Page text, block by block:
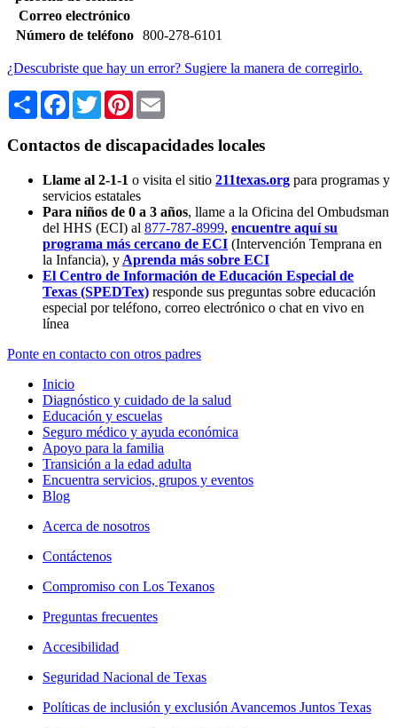
Correo electrónico
Número de teléfono
800-278-6101
¿Descubriste que hay un error? Sugiere la manera de corregirlo.
Share Facebook
TwitterPinterest
Contactos de discapacidades locales
Llame al 2-1-1 o visita el sitio 211texas.org para programas y
servicios estatales
Para niños de 0 a 3 años, llame a la Oficina del Ombudsman
del HHS (ECI) al 877-787-8999, encuentre aquí su
programa más cercano de ECI (Intervención Temprana en
la Infancia), y Aprenda más sobre ECI
El Centro de Información de Educación Especial de
Texas (SPEDTex) responde sus preguntas sobre educación
especial por teléfono, correo electrónico o chat en vivo en
línea
Ponte en contacto con otros padres
Inicio
Diagnóstico y cuidado de la salud
Educación y escuelas
Seguro médico y ayuda económica
Apoyo para la familia
Transición a la edad adulta
Encuentra servicios, grupos y eventos
Blog
Acerca de nosotros
Contáctenos
Compromiso con Los Texanos
Preguntas frecuentes
Accesibilidad
Seguridad Nacional de Texas
Políticas de inclusión y exclusión Avancemos Juntos Texas